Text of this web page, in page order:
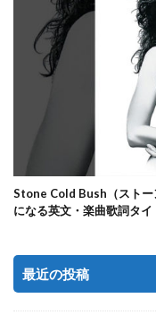
Stone Cold Bush（ストー
になる英文・楽曲歌詞タイ
最近の投稿